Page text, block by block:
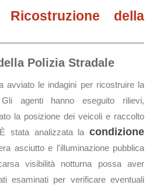
della
Polizia Stradale
avviato le indagini per ricostruire la
Gli agenti hanno eseguito rilievi,
la posizione dei veicoli e raccolto
stata analizzata la condizione
asciutto e l'illuminazione pubblica
visibilità notturna possa aver
esaminati per verificare eventuali